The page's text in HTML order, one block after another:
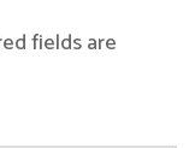
fields are